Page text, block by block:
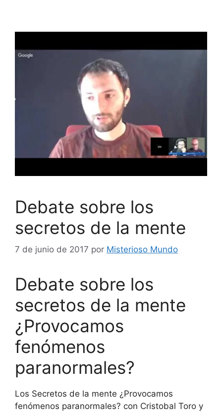
Debate sobre los
secretos de la mente
7 de junio de 2017 por Misterioso Mundo
Debate sobre los
secretos de la mente
¿Provocamos
fenómenos
paranormales?
Los Secretos de la mente ¿Provocamos
fenómenos paranormales? con Cristobal Toro y